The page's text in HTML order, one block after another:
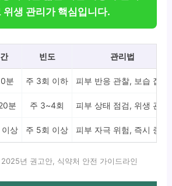
위생 관리가 핵심입니다.
빈도 관리법
분 주 3회 이하 피부 반응 관찰, 보습 집중
분 주 3~4회 피부 상태 점검, 위생 관리
상 주 5회 이상 피부 자극 위험, 즉시 중단
년 권고안, 식약처 안전 가이드라인